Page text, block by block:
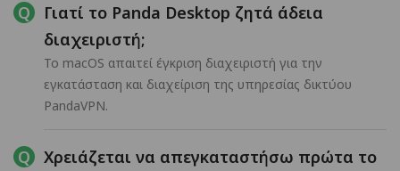
Γιατί το Panda Desktop ζητά άδεια
διαχειριστή;
Το macOS απαιτεί έγκριση διαχειριστή για την
εγκατάσταση και διαχείριση της υπηρεσίας δικτύου
PandaVPN.
Χρειάζεται να απεγκαταστήσω πρώτα το